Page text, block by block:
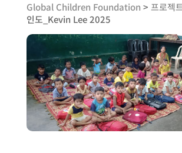
Global Children Foundation > 프로젝
인도_Kevin Lee 2025